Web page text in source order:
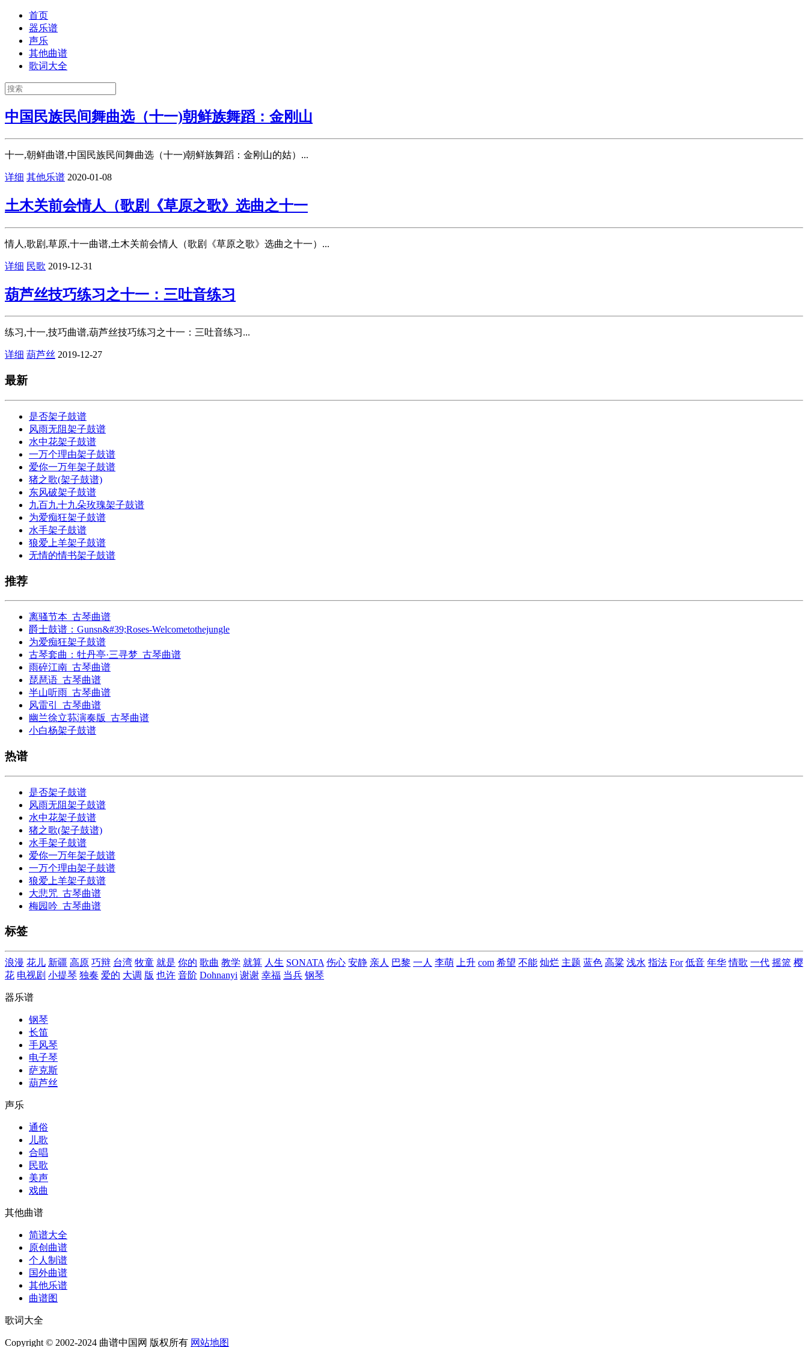
首页
器乐谱
声乐
其他曲谱
歌词大全
中国民族民间舞曲选（十一)朝鲜族舞蹈：金刚山
十一,朝鲜曲谱,中国民族民间舞曲选（十一)朝鲜族舞蹈：金刚山的姑）...
详细 其他乐谱 2020-01-08
土木关前会情人（歌剧《草原之歌》选曲之十一
情人,歌剧,草原,十一曲谱,土木关前会情人（歌剧《草原之歌》选曲之十一）...
详细 民歌 2019-12-31
葫芦丝技巧练习之十一：三吐音练习
练习,十一,技巧曲谱,葫芦丝技巧练习之十一：三吐音练习...
详细 葫芦丝 2019-12-27
最新
是否架子鼓谱
风雨无阻架子鼓谱
水中花架子鼓谱
一万个理由架子鼓谱
爱你一万年架子鼓谱
猪之歌(架子鼓谱)
东风破架子鼓谱
九百九十九朵玫瑰架子鼓谱
为爱痴狂架子鼓谱
水手架子鼓谱
狼爱上羊架子鼓谱
无情的情书架子鼓谱
推荐
离骚节本_古琴曲谱
爵士鼓谱：Gunsn&#39;Roses-Welcometothejungle
为爱痴狂架子鼓谱
古琴套曲：牡丹亭·三寻梦_古琴曲谱
雨碎江南_古琴曲谱
琵琶语_古琴曲谱
半山听雨_古琴曲谱
风雷引_古琴曲谱
幽兰徐立荪演奏版_古琴曲谱
小白杨架子鼓谱
热谱
是否架子鼓谱
风雨无阻架子鼓谱
水中花架子鼓谱
猪之歌(架子鼓谱)
水手架子鼓谱
爱你一万年架子鼓谱
一万个理由架子鼓谱
狼爱上羊架子鼓谱
大悲咒_古琴曲谱
梅园吟_古琴曲谱
标签
浪漫 花儿 新疆 高原 巧辩 台湾 牧童 就是 你的 歌曲 教学 就算 人生 SONATA 伤心 安静 亲人 巴黎 一人 李萌 上升 com 希望 不能 灿烂 主题 蓝色 高粱 浅水 指法 For 低音 年华 情歌 一代 摇篮 樱
花 电视剧 小提琴 独奏 爱的 大调 版 也许 音阶 Dohnanyi 谢谢 幸福 当兵 钢琴
器乐谱
钢琴
长笛
手风琴
电子琴
萨克斯
葫芦丝
声乐
通俗
儿歌
合唱
民歌
美声
戏曲
其他曲谱
简谱大全
原创曲谱
个人制谱
国外曲谱
其他乐谱
曲谱图
歌词大全
Copyright © 2002-2024 曲谱中国网 版权所有 网站地图